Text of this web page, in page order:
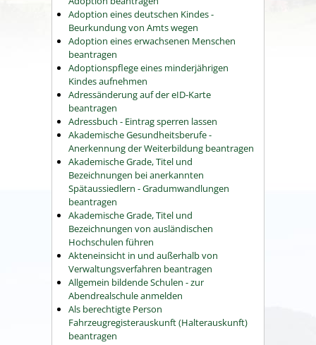
Adoption eines deutschen Kindes -
Beurkundung von Amts wegen
Adoption eines erwachsenen Menschen
beantragen
Adoptionspflege eines minderjährigen
Kindes aufnehmen
Adressänderung auf der eID-Karte
beantragen
Adressbuch - Eintrag sperren lassen
Akademische Gesundheitsberufe -
Anerkennung der Weiterbildung beantragen
Akademische Grade, Titel und
Bezeichnungen bei anerkannten
Spätaussiedlern - Gradumwandlungen
beantragen
Akademische Grade, Titel und
Bezeichnungen von ausländischen
Hochschulen führen
Akteneinsicht in und außerhalb von
Verwaltungsverfahren beantragen
Allgemein bildende Schulen - zur
Abendrealschule anmelden
Als berechtigte Person
Fahrzeugregisterauskunft (Halterauskunft)
beantragen